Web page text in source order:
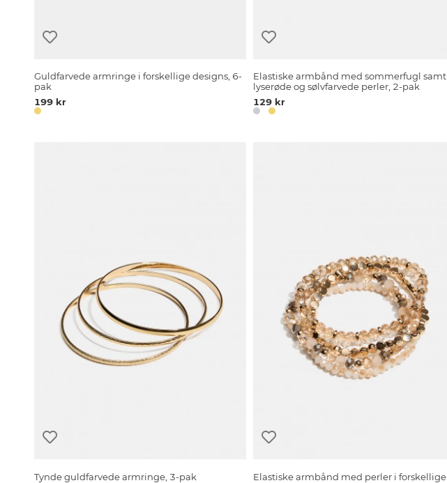
Guldfarvede armringe i forskellige designs, 6-
pak
199 kr
Elastiske armbånd med sommerfugl samt
lyserøde og sølvfarvede perler, 2-pak
129 kr
Tynde guldfarvede armringe, 3-pak
Elastiske armbånd med perler i forskellige